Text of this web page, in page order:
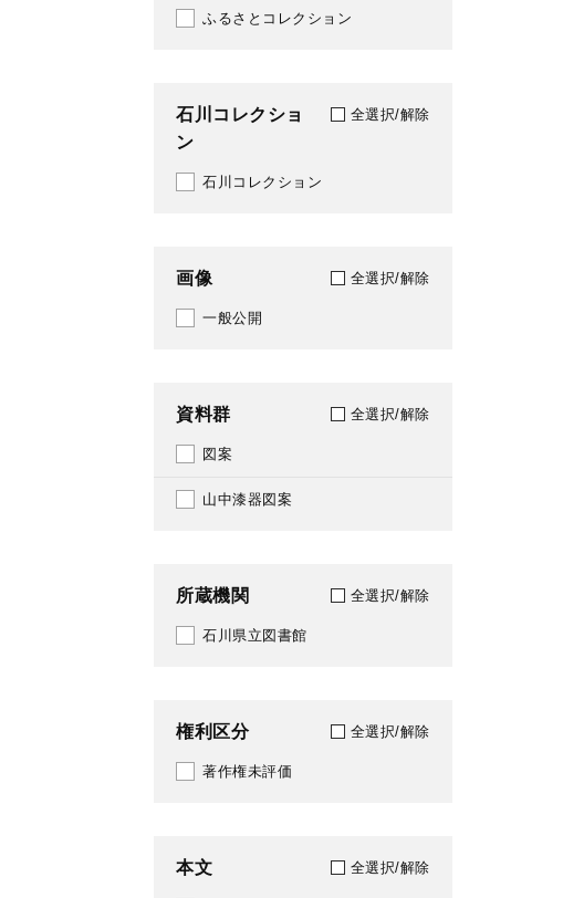
2012
2014
2016
2018
2019
2021
2022
2023
2025
2026
449
491
ふるさとコレクション
石川コレクショ
ン
全選択/解除
石川コレクション
画像 全選択/解除
一般公開
資料群 全選択/解除
図案
山中漆器図案
所蔵機関 全選択/解除
石川県立図書館
権利区分 全選択/解除
著作権未評価
本文 全選択/解除